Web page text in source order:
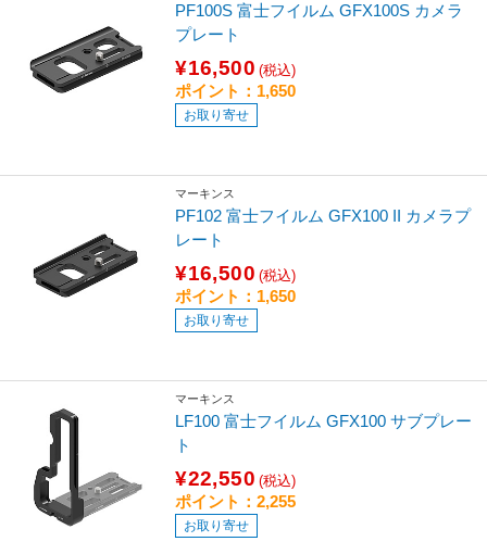
PF100S 富士フイルム GFX100S カメラ
プレート
¥16,500 (税込)
ポイント：1,650
お取り寄せ
マーキンス
PF102 富士フイルム GFX100 II カメラプ
レート
¥16,500 (税込)
ポイント：1,650
お取り寄せ
マーキンス
LF100 富士フイルム GFX100 サブプレー
ト
¥22,550 (税込)
ポイント：2,255
お取り寄せ